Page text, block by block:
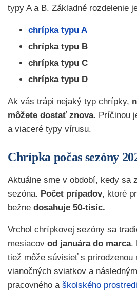
typy A a B. Základné rozdelenie
chrípka typu A
chrípka typu B
chrípka typu C
chrípka typu D
Ak vás trápi nejaký typ chrípky,
môžete dostať znova. Príčinou
a viaceré typy vírusu.
Chrípka počas sezóny
Aktuálne sme v období, kedy sa
sezóna. Počet prípadov, ktoré
bežne dosahuje 50-tisíc.
Vrchol chrípkovej sezóny sa
mesiacov od januára do marca.
tiež môže súvisieť s prirodzenou
vianočných sviatkov a
pracovného a školského